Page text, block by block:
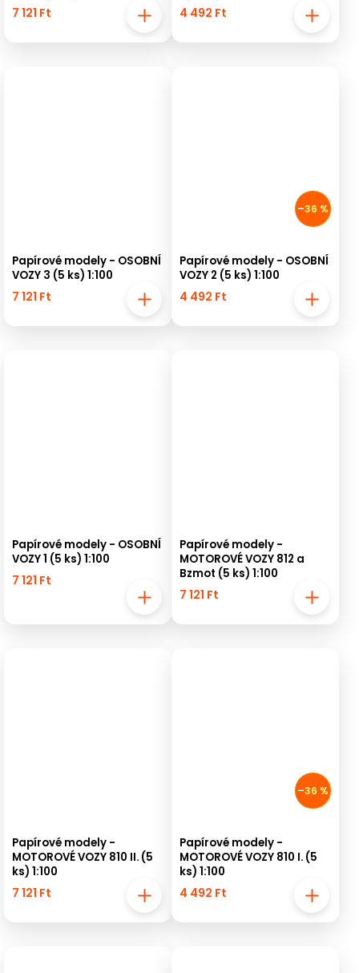
7 121 Ft 4 492 Ft
Papírové modely - OSOBNÍ
VOZY 3 (5 ks) 1:100
7 121 Ft
–36 %
Papírové modely - OSOBNÍ
VOZY 2 (5 ks) 1:100
4 492 Ft
Papírové modely - OSOBNÍ
VOZY 1 (5 ks) 1:100
7 121 Ft
Papírové modely -
MOTOROVÉ VOZY 812 a
Bzmot (5 ks) 1:100
7 121 Ft
Papírové modely -
MOTOROVÉ VOZY 810 II. (5
ks) 1:100
7 121 Ft
–36 %
Papírové modely -
MOTOROVÉ VOZY 810 I. (5
ks) 1:100
4 492 Ft